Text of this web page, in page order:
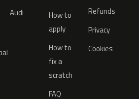
Audi
How to
apply
How to
fix a
scratch
FAQ
Refunds
Privacy
Cookies